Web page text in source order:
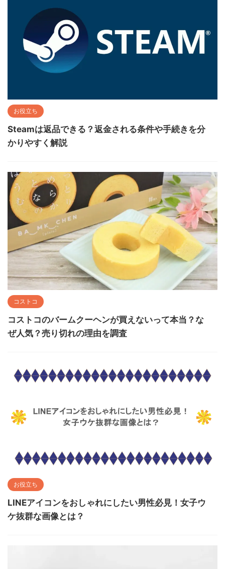
お役立ち
Steamは返品できる？返金される条件や手続きを分
かりやすく解説
コストコ
コストコのバームクーヘンが買えないって本当？な
ぜ人気？売り切れの理由を調査
お役立ち
LINEアイコンをおしゃれにしたい男性必見！女子ウ
ケ抜群な画像とは？